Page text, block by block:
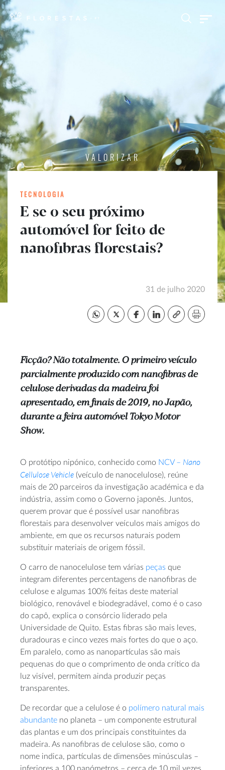
VALORIZAR
TECNOLOGIA
E se o seu próximo
automóvel for feito de
nanofibras florestais?
31 de julho 2020
Ficção? Não totalmente. O primeiro veículo
parcialmente produzido com nanofibras de
celulose derivadas da madeira foi
apresentado, em finais de 2019, no Japão,
durante a feira automóvel Tokyo Motor
Show.
O protótipo nipónico, conhecido como NCV – Nano
Cellulose Vehicle (veículo de nanocelulose), reúne
mais de 20 parceiros da investigação académica e da
indústria, assim como o Governo japonês. Juntos,
querem provar que é possível usar nanofibras
florestais para desenvolver veículos mais amigos do
ambiente, em que os recursos naturais podem
substituir materiais de origem fóssil.
O carro de nanocelulose tem várias peças que
integram diferentes percentagens de nanofibras de
celulose e algumas 100% feitas deste material
biológico, renovável e biodegradável, como é o caso
do capô, explica o consórcio liderado pela
Universidade de Quito. Estas fibras são mais leves,
duradouras e cinco vezes mais fortes do que o aço.
Em paralelo, como as nanopartículas são mais
pequenas do que o comprimento de onda crítico da
luz visível, permitem ainda produzir peças
transparentes.
De recordar que a celulose é o polímero natural mais
abundante no planeta – um componente estrutural
das plantas e um dos principais constituintes da
madeira. As nanofibras de celulose são, como o
nome indica, partículas de dimensões minúsculas –